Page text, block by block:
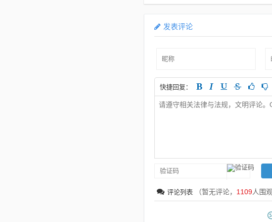
的假包装纸 梦
发表评论
快捷回复：
评论列表 （暂无评论， 1109人围观